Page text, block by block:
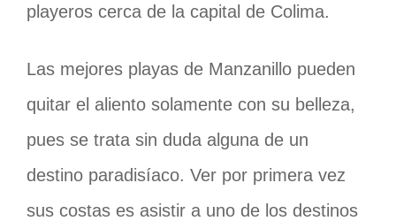
playeros cerca de la capital de Colima.
Las mejores playas de Manzanillo pueden
quitar el aliento solamente con su belleza,
pues se trata sin duda alguna de un
destino paradisíaco. Ver por primera vez
sus costas es asistir a uno de los destinos